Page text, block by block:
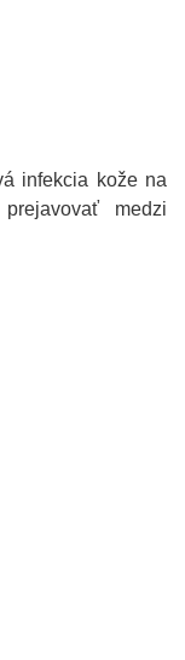
infekcia kože na
medzi